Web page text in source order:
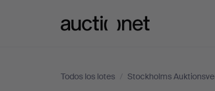
Todos los lotes / Stockholms